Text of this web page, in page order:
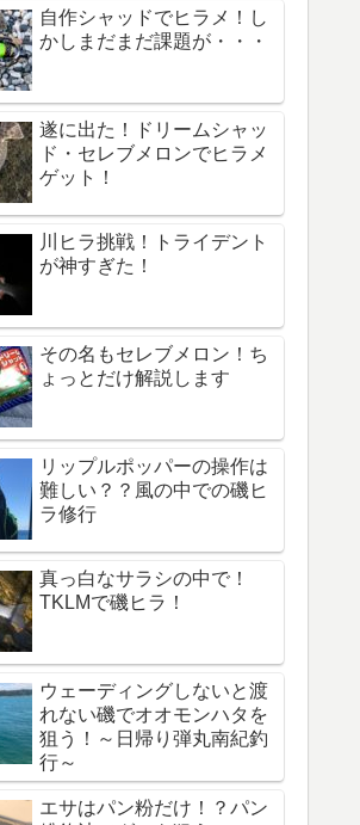
自作シャッドでヒラメ！し
かしまだまだ課題が・・・
遂に出た！ドリームシャッ
ド・セレブメロンでヒラメ
ゲット！
川ヒラ挑戦！トライデント
が神すぎた！
その名もセレブメロン！ち
ょっとだけ解説します
リップルポッパーの操作は
難しい？？風の中での磯ヒ
ラ修行
真っ白なサラシの中で！
TKLMで磯ヒラ！
ウェーディングしないと渡
れない磯でオオモンハタを
狙う！～日帰り弾丸南紀釣
行～
エサはパン粉だけ！？パン